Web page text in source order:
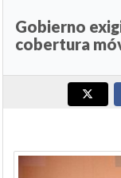
Gobierno
cobertura